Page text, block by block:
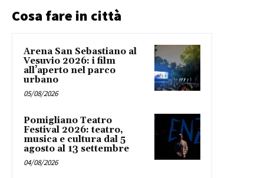
Cosa fare in città
Arena San Sebastiano al
Vesuvio 2026: i film
all’aperto nel parco
urbano
05/08/2026
Pomigliano Teatro
Festival 2026: teatro,
musica e cultura dal 5
agosto al 13 settembre
04/08/2026